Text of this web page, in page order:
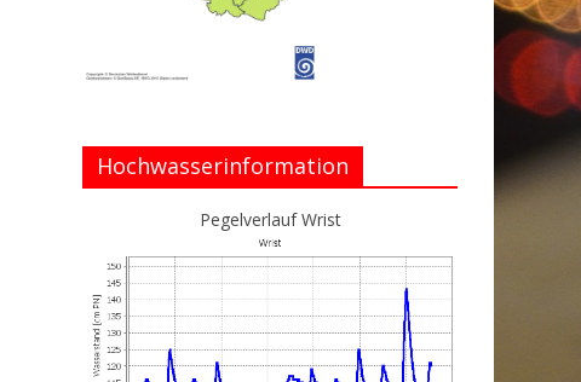
Hochwasserinformation
Pegelverlauf Wrist